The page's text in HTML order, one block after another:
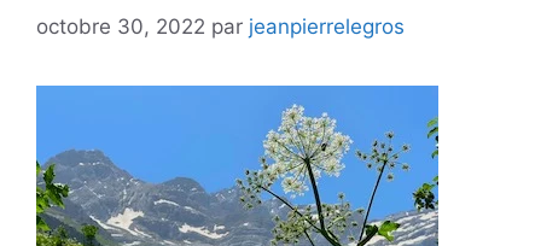
octobre 30, 2022 par jeanpierrelegros